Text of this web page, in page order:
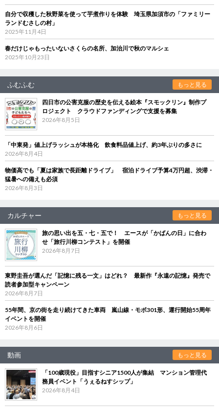
自分で収穫した秋野菜を使って芋煮作りを体験 埼玉県加須市の「ファミリー
ランドむさしの村」
2025年11月4日
春だけじゃもったいないさくらの名所、加治川で秋のマルシェ
2025年10月23日
ふむふむ もっと見る
四日市の公害克服の歴史を伝える絵本『スモックリン』制作プ
ロジェクト クラウドファンディングで支援を募集
2026年8月5日
「中東発」値上げラッシュが本格化 飲食料品値上げ、約3年ぶりの多さに
2026年8月4日
物価高でも「夏は家族で長距離ドライブ」 宿泊ドライブ予算4万円超、渋滞・
猛暑への備えも必須
2026年8月3日
カルチャー もっと見る
旅の思い出を五・七・五で！ エースが「かばんの日」に合わ
せ「旅行川柳コンテスト」を開催
2026年8月7日
東野圭吾が選んだ「記憶に残る一文」はどれ？ 最新作『永遠の記憶』発売で
読者参加型キャンペーン
2026年8月7日
55年間、京の街を走り続けてきた車両 嵐山線・モボ301形、運行開始55周年
イベントを開催
2026年8月6日
動画 もっと見る
「100歳現役」目指すシニア1500人が集結 マンション管理代
務員イベント「うぇるねすシップ」
2026年8月4日